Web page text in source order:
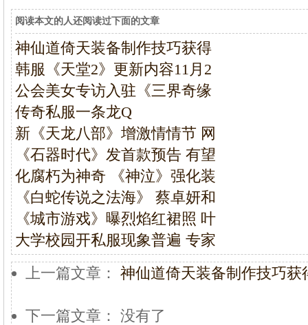
阅读本文的人还阅读过下面的文章
神仙道倚天装备制作技巧获得
韩服《天堂2》更新内容11月2
公会美女专访入驻《三界奇缘
传奇私服一条龙Q
新《天龙八部》增激情情节 网
《石器时代》发首款预告 有望
化腐朽为神奇 《神泣》强化装
《白蛇传说之法海》 蔡卓妍和
《城市游戏》曝烈焰红裙照 叶
大学校园开私服现象普遍 专家
上一篇文章： 神仙道倚天装备制作技巧获
下一篇文章： 没有了